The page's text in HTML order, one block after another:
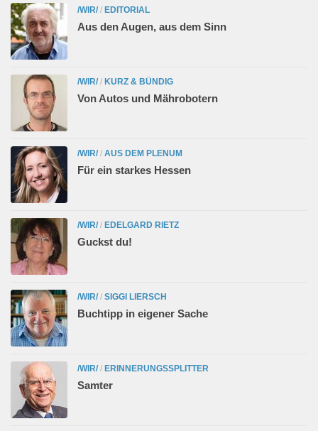
/WIR/ / EDITORIAL
Aus den Augen, aus dem Sinn
/WIR/ / KURZ & BÜNDIG
Von Autos und Mährobotern
/WIR/ / AUS DEM PLENUM
Für ein starkes Hessen
/WIR/ / EDELGARD RIETZ
Guckst du!
/WIR/ / SIGGI LIERSCH
Buchtipp in eigener Sache
/WIR/ / ERINNERUNGSSPLITTER
Samter